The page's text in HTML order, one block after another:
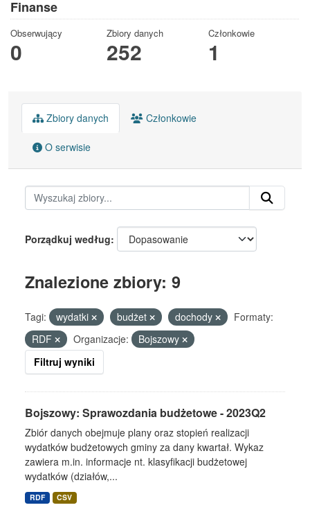
Finanse
Obserwujący
0
Zbiory danych
252
Członkowie
1
Zbiory danych Członkowie
O serwisie
Porządkuj według
Znalezione zbiory: 9
Tagi: wydatki budżet dochody
Formaty:
RDF
Organizacje:
Bojszowy
Filtruj wyniki
Bojszowy: Sprawozdania budżetowe - 2023Q2
Zbiór danych obejmuje plany oraz stopień realizacji
wydatków budżetowych gminy za dany kwartał. Wykaz
zawiera m.in. informacje nt. klasyfikacji budżetowej
wydatków (działów,...
RDF CSV